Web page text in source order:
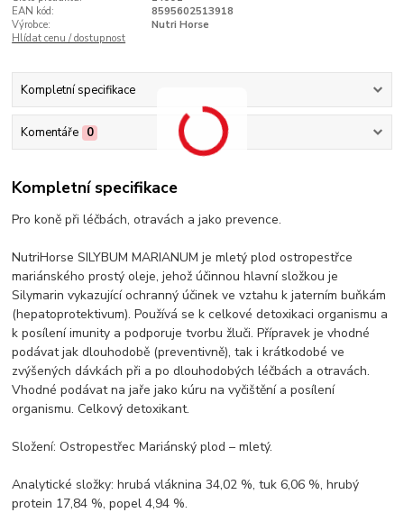
EAN kód:
8595602513918
Výrobce:
Nutri Horse
Hlídat cenu / dostupnost
Kompletní specifikace
Komentáře 0
Kompletní specifikace
Pro koně při léčbách, otravách a jako prevence.
NutriHorse SILYBUM MARIANUM je mletý plod ostropestřce
mariánského prostý oleje, jehož účinnou hlavní složkou je
Silymarin vykazující ochranný účinek ve vztahu k jaterním buňkám
(hepatoprotektivum). Používá se k celkové detoxikaci organismu a
k posílení imunity a podporuje tvorbu žluči. Přípravek je vhodné
podávat jak dlouhodobě (preventivně), tak i krátkodobé ve
zvýšených dávkách při a po dlouhodobých léčbách a otravách.
Vhodné podávat na jaře jako kúru na vyčištění a posílení
organismu. Celkový detoxikant.
Složení: Ostropestřec Mariánský plod – mletý.
Analytické složky: hrubá vláknina 34,02 %, tuk 6,06 %, hrubý
protein 17,84 %, popel 4,94 %.